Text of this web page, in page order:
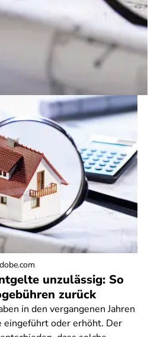
unzulässig: So
zurück
in den vergangenen Jahren
oder erhöht. Der